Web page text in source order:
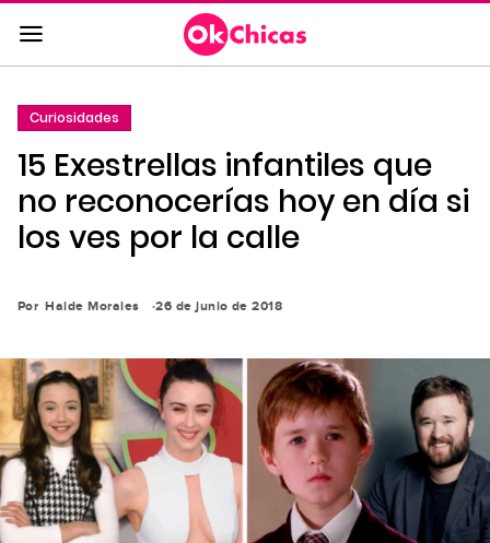
Saltar
al
contenido
la
navegación
principal
Curiosidades
15 Exestrellas infantiles que
no reconocerías hoy en día si
los ves por la calle
Por Haide Morales 26 de junio de 2018